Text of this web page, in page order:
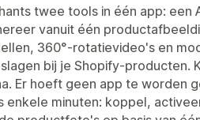
twee tools in één app:
vanuit één
360°-rotatievideo's en
bij je Shopify-producten.
Er hoeft geen app te worden
enkele minuten: koppel,